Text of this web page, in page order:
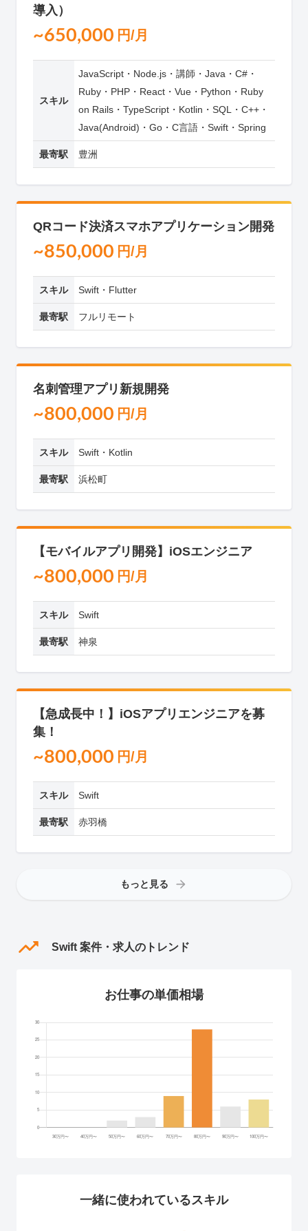
導入）
~650,000 円/月
スキル
JavaScript・Node.js・講師・Java・C#・
Ruby・PHP・React・Vue・Python・Ruby
on Rails・TypeScript・Kotlin・SQL・C++・
Java(Android)・Go・C言語・Swift・Spring
最寄駅 豊洲
QRコード決済スマホアプリケーション開発
~850,000 円/月
スキル Swift・Flutter
最寄駅 フルリモート
名刺管理アプリ新規開発
~800,000 円/月
スキル Swift・Kotlin
最寄駅 浜松町
【モバイルアプリ開発】iOSエンジニア
~800,000 円/月
スキル Swift
最寄駅 神泉
【急成長中！】iOSアプリエンジニアを募
集！
~800,000 円/月
スキル Swift
最寄駅 赤羽橋
もっと見る
Swift 案件・求人のトレンド
お仕事の単価相場
一緒に使われているスキル